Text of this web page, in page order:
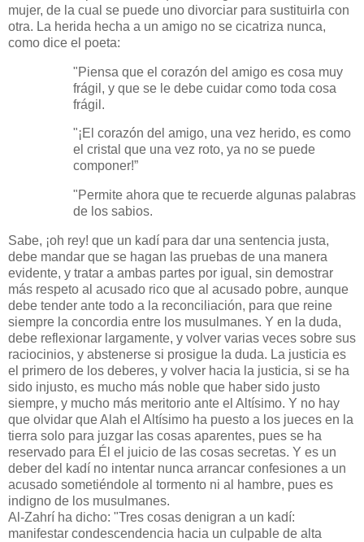
mujer, de la cual se puede uno divorciar para sustituirla con
otra. La herida hecha a un amigo no se cicatriza nunca,
como dice el poeta:
"Piensa que el corazón del amigo es cosa muy
frágil, y que se le debe cuidar como toda cosa
frágil.
"¡El corazón del amigo, una vez herido, es como
el cristal que una vez roto, ya no se puede
componer!”
"Permite ahora que te recuerde algunas palabras
de los sabios.
Sabe, ¡oh rey! que un kadí para dar una sentencia justa,
debe mandar que se hagan las pruebas de una manera
evidente, y tratar a ambas partes por igual, sin demostrar
más respeto al acusado rico que al acusado pobre, aunque
debe tender ante todo a la reconciliación, para que reine
siempre la concordia entre los musulmanes. Y en la duda,
debe reflexionar largamente, y volver varias veces sobre sus
raciocinios, y abstenerse si prosigue la duda. La justicia es
el primero de los deberes, y volver hacia la justicia, si se ha
sido injusto, es mucho más noble que haber sido justo
siempre, y mucho más meritorio ante el Altísimo. Y no hay
que olvidar que Alah el Altísimo ha puesto a los jueces en la
tierra solo para juzgar las cosas aparentes, pues se ha
reservado para Él el juicio de las cosas secretas. Y es un
deber del kadí no intentar nunca arrancar confesiones a un
acusado sometiéndole al tormento ni al hambre, pues es
indigno de los musulmanes.
Al-Zahrí ha dicho: "Tres cosas denigran a un kadí:
manifestar condescendencia hacia un culpable de alta